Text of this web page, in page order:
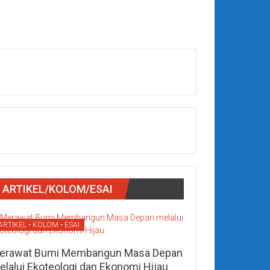
ARTIKEL/KOLOM/ESAI
• KOLOM • ESAI
Bumi Membangun Masa Depan
Ekoteologi dan Ekonomi Hijau